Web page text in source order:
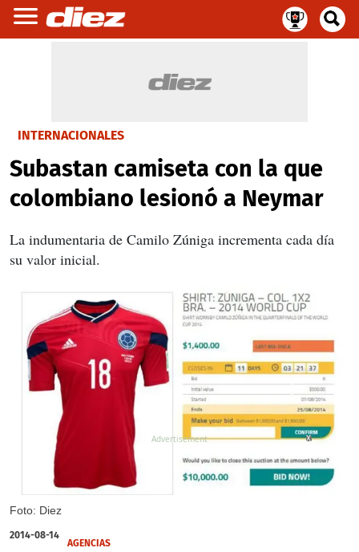
INTERNACIONALES
Subastan camiseta con la que
colombiano lesionó a Neymar
La indumentaria de Camilo Zúniga incrementa cada día
su valor inicial.
Foto: Diez
X
2014-08-14
AGENCIAS